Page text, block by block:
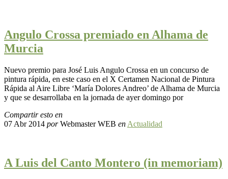
Angulo Crossa premiado en Alhama de
Murcia
Nuevo premio para José Luis Angulo Crossa en un concurso de
pintura rápida, en este caso en el X Certamen Nacional de Pintura
Rápida al Aire Libre ‘María Dolores Andreo’ de Alhama de Murcia
y que se desarrollaba en la jornada de ayer domingo por
Compartir esto en
07 Abr 2014 porWebmaster WEB en Actualidad
A Luis del Canto Montero (in memoriam)